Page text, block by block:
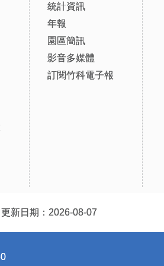
統計資訊
年報
園區簡訊
影音多媒體
訂閱竹科電子報
更新日期：2026-08-07